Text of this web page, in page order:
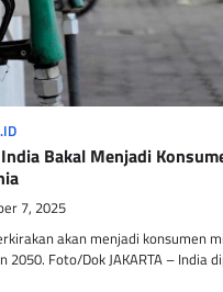
Bakal Menjadi
7, 2025
akan menjadi konsumen
2050. Foto/Dok JAKARTA – India